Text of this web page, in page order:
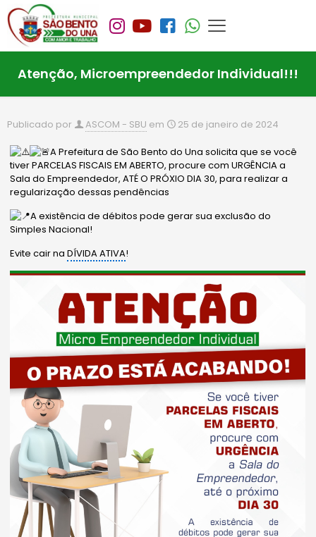
Atenção, Microempreendedor Individual!!!
Publicado por ASCOM - SBU em 25 de janeiro de 2024
A Prefeitura de São Bento do Una solicita que se você
tiver PARCELAS FISCAIS EM ABERTO, procure com URGÊNCIA a
Sala do Empreendedor, ATÉ O PRÓXIO DIA 30, para realizar a
regularização dessas pendências
A existência de débitos pode gerar sua exclusão do
Simples Nacional!
Evite cair naDÍVIDA ATIVA!